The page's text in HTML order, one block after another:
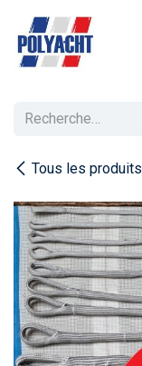
Tous les produits